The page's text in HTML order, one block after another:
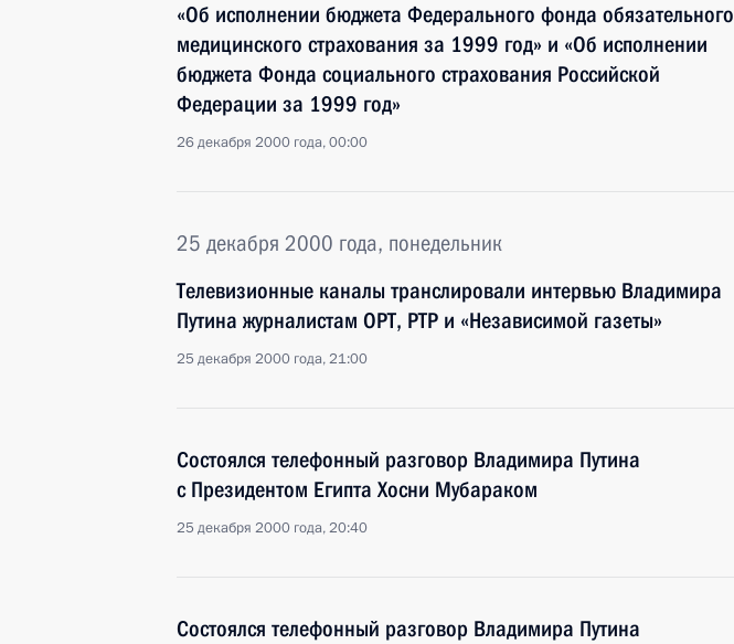
«Об исполнении бюджета Федерального фонда обязательного
медицинского страхования за 1999 год» и «Об исполнении
бюджета Фонда социального страхования Российской
Федерации за 1999 год»
26 декабря 2000 года, 00:00
25 декабря 2000 года, понедельник
Телевизионные каналы транслировали интервью Владимира
Путина журналистам ОРТ, РТР и «Независимой газеты»
25 декабря 2000 года, 21:00
Состоялся телефонный разговор Владимира Путина
с Президентом Египта Хосни Мубараком
25 декабря 2000 года, 20:40
Состоялся телефонный разговор Владимира Путина